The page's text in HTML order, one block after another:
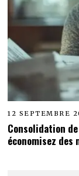
12 SEPTEMBRE
Consolidation
économisez